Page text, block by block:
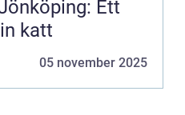
Ett
katt
05 november 2025